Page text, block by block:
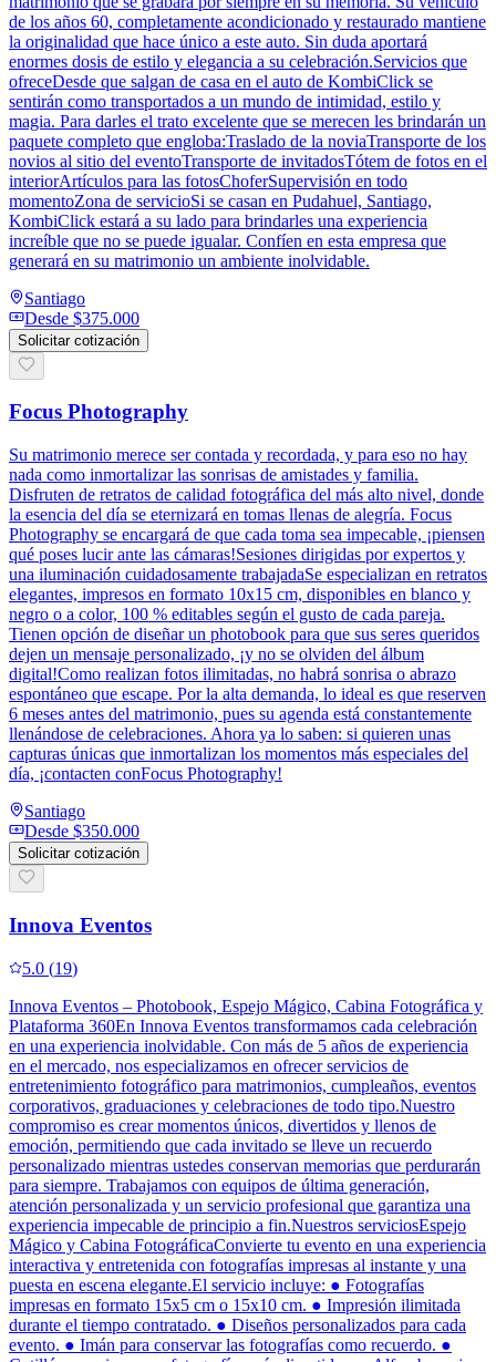
de los años 60, completamente acondicionado y restaurado mantiene
la originalidad que hace único a este auto. Sin duda aportará
enormes dosis de estilo y elegancia a su celebración.Servicios que
ofreceDesde que salgan de casa en el auto de KombiClick se
sentirán como transportados a un mundo de intimidad, estilo y
magia. Para darles el trato excelente que se merecen les brindarán un
paquete completo que engloba:Traslado de la noviaTransporte de los
novios al sitio del eventoTransporte de invitadosTótem de fotos en el
interiorArtículos para las fotosChoferSupervisión en todo
momentoZona de servicioSi se casan en Pudahuel, Santiago,
KombiClick estará a su lado para brindarles una experiencia
increíble que no se puede igualar. Confíen en esta empresa que
generará en su matrimonio un ambiente inolvidable.
Santiago
Desde $375.000
Solicitar cotización
Focus Photography
Su matrimonio merece ser contada y recordada, y para eso no hay
nada como inmortalizar las sonrisas de amistades y familia.
Disfruten de retratos de calidad fotográfica del más alto nivel, donde
la esencia del día se eternizará en tomas llenas de alegría. Focus
Photography se encargará de que cada toma sea impecable, ¡piensen
qué poses lucir ante las cámaras!Sesiones dirigidas por expertos y
una iluminación cuidadosamente trabajadaSe especializan en retratos
elegantes, impresos en formato 10x15 cm, disponibles en blanco y
negro o a color, 100 % editables según el gusto de cada pareja.
Tienen opción de diseñar un photobook para que sus seres queridos
dejen un mensaje personalizado, ¡y no se olviden del álbum
digital!Como realizan fotos ilimitadas, no habrá sonrisa o abrazo
espontáneo que escape. Por la alta demanda, lo ideal es que reserven
6 meses antes del matrimonio, pues su agenda está constantemente
llenándose de celebraciones. Ahora ya lo saben: si quieren unas
capturas únicas que inmortalizan los momentos más especiales del
día, ¡contacten conFocus Photography!
Santiago
Desde $350.000
Solicitar cotización
Innova Eventos
5.0 (19)
Innova Eventos – Photobook, Espejo Mágico, Cabina Fotográfica y
Plataforma 360En Innova Eventos transformamos cada celebración
en una experiencia inolvidable. Con más de 5 años de experiencia
en el mercado, nos especializamos en ofrecer servicios de
entretenimiento fotográfico para matrimonios, cumpleaños, eventos
corporativos, graduaciones y celebraciones de todo tipo.Nuestro
compromiso es crear momentos únicos, divertidos y llenos de
emoción, permitiendo que cada invitado se lleve un recuerdo
personalizado mientras ustedes conservan memorias que perdurarán
para siempre. Trabajamos con equipos de última generación,
atención personalizada y un servicio profesional que garantiza una
experiencia impecable de principio a fin.Nuestros serviciosEspejo
Mágico y Cabina FotográficaConvierte tu evento en una experiencia
interactiva y entretenida con fotografías impresas al instante y una
puesta en escena elegante.El servicio incluye: ● Fotografías
impresas en formato 15x5 cm o 15x10 cm. ● Impresión ilimitada
durante el tiempo contratado. ● Diseños personalizados para cada
evento. ● Imán para conservar las fotografías como recuerdo. ●